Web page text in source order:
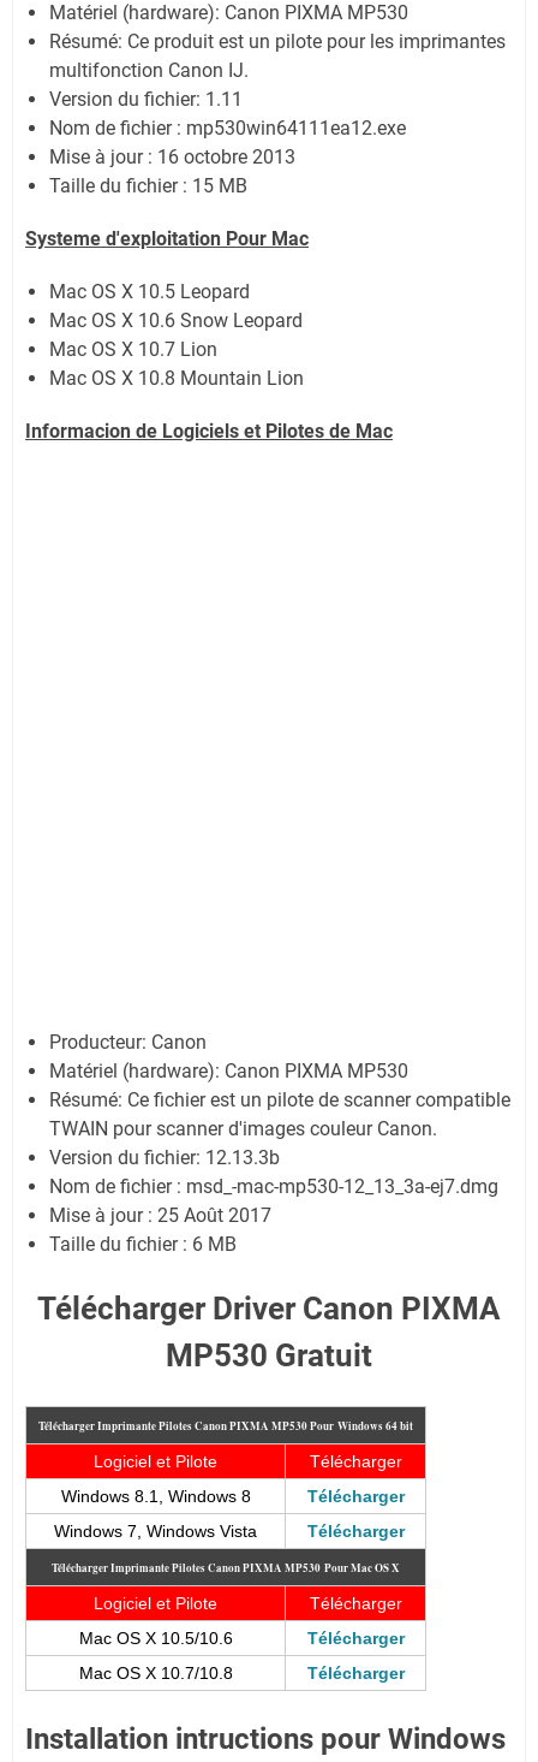
Matériel (hardware): Canon PIXMA MP530
Résumé: Ce produit est un pilote pour les imprimantes
multifonction Canon IJ.
Version du fichier: 1.11
Nom de fichier : mp530win64111ea12.exe
Mise à jour : 16 octobre 2013
Taille du fichier : 15 MB
Systeme d'exploitation Pour Mac
Mac OS X 10.5 Leopard
Mac OS X 10.6 Snow Leopard
Mac OS X 10.7 Lion
Mac OS X 10.8 Mountain Lion
Informacion de Logiciels et Pilotes de Mac
Producteur: Canon
Matériel (hardware): Canon PIXMA MP530
Résumé: Ce fichier est un pilote de scanner compatible
TWAIN pour scanner d'images couleur Canon.
Version du fichier: 12.13.3b
Nom de fichier : msd_-mac-mp530-12_13_3a-ej7.dmg
Mise à jour : 25 Août 2017
Taille du fichier : 6 MB
Télécharger Driver Canon PIXMA
MP530 Gratuit
Télécharger Imprimante Pilotes Canon PIXMA MP530Pour Windows 64 bit
Logiciel et Pilote
Télécharger
Windows 8.1, Windows 8
Télécharger
Windows 7, Windows Vista
Télécharger
Télécharger Imprimante Pilotes Canon PIXMA MP530 Pour Mac OS X
Logiciel et Pilote
Télécharger
Mac OS X 10.5/10.6
Télécharger
Mac OS X 10.7/10.8
Télécharger
Installation intructions pour Windows